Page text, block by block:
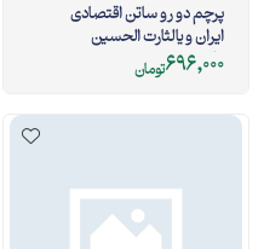
پرچم دو رو ساتن اقتصادی
ایران و یالثارت الحسین
140*55
696,000تومان